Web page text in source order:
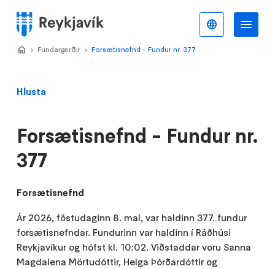
meginefni
Valmynd
Hlusta
Forsætisnefnd - Fundur nr.
377
Forsætisnefnd
Ár 2026, föstudaginn 8. maí, var haldinn 377. fundur
forsætisnefndar. Fundurinn var haldinn í Ráðhúsi
Reykjavíkur og hófst kl. 10:02. Viðstaddar voru Sanna
Magdalena Mörtudóttir, Helga Þórðardóttir og
Home
>
Fundargerðir >
Forsætisnefnd - Fundur nr. 377
Íslenska